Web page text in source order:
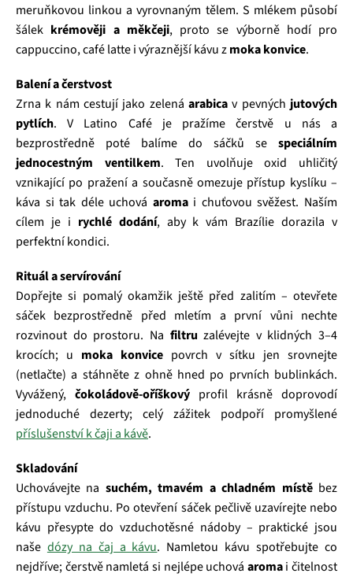
meruňkovou linkou a vyrovnaným tělem. S mlékem působí
šálek krémověji a měkčeji, proto se výborně hodí pro
cappuccino, café latte i výraznější kávu zmoka konvice.
Balení a čerstvost
Zrna k nám cestují jako zelená arabica v pevných jutových
pytlích. V Latino Café je pražíme čerstvě u nás a
bezprostředně poté balíme do sáčků se speciálním
jednocestným ventilkem. Ten uvolňuje oxid uhličitý
vznikající po pražení a současně omezuje přístup kyslíku –
káva si tak déle uchová aromai chuťovou svěžest. Naším
cílem je i rychlé dodání, aby k vám Brazílie dorazila v
perfektní kondici.
Rituál a servírování
Dopřejte si pomalý okamžik ještě před zalitím – otevřete
sáček bezprostředně před mletím a první vůni nechte
rozvinout do prostoru. Na filtru zalévejte v klidných 3–4
krocích; u moka konvice povrch v sítku jen srovnejte
(netlačte) a stáhněte z ohně hned po prvních bublinkách.
Vyvážený, čokoládově‑oříškový profil krásně doprovodí
jednoduché dezerty; celý zážitek podpoří promyšlené
příslušenství k čaji a kávě.
Skladování
Uchovávejte na suchém, tmavém a chladném místěbez
přístupu vzduchu. Po otevření sáček pečlivě uzavírejte nebo
kávu přesypte do vzduchotěsné nádoby – praktické jsou
naše dózy na čaj a kávu. Namletou kávu spotřebujte co
nejdříve; čerstvě namletá si nejlépe uchová aromai čitelnost